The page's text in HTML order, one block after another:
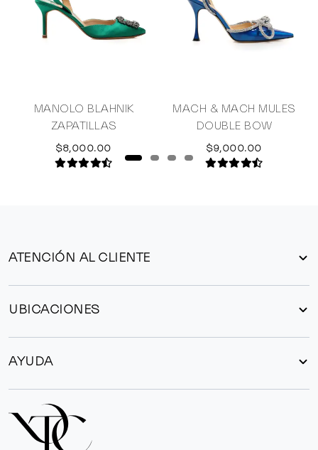
MANOLO BLAHNIK
ZAPATILLAS
$8,000.00
MACH & MACH MULES
DOUBLE BOW
$9,000.00
ATENCIÓN AL CLIENTE
UBICACIONES
AYUDA